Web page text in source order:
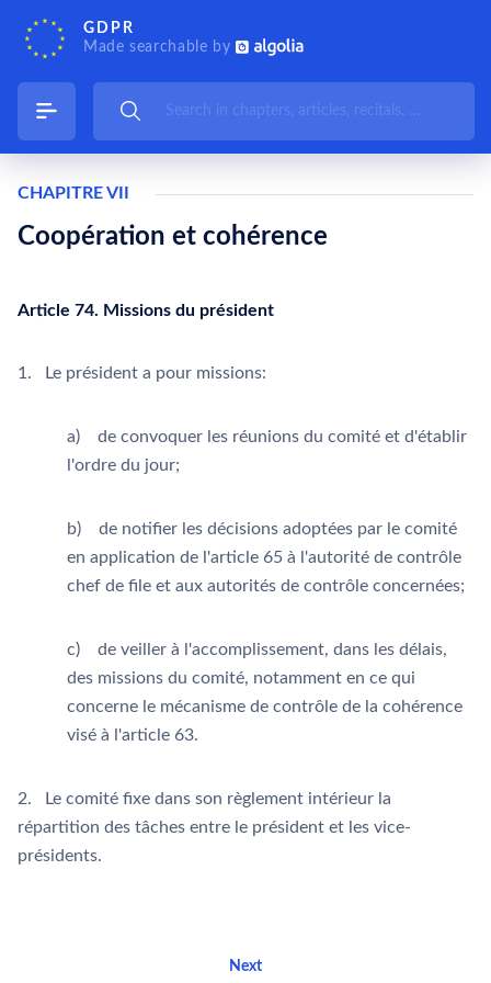
GDPR
Made searchable by
CHAPITRE VII
Coopération et cohérence
Article 74. Missions du président
1. Le président a pour missions:
a) de convoquer les réunions du comité et d'établir
l'ordre du jour;
b) de notifier les décisions adoptées par le comité
en application de l'article 65 à l'autorité de contrôle
chef de file et aux autorités de contrôle concernées;
c) de veiller à l'accomplissement, dans les délais,
des missions du comité, notamment en ce qui
concerne le mécanisme de contrôle de la cohérence
visé à l'article 63.
2. Le comité fixe dans son règlement intérieur la
répartition des tâches entre le président et les vice-
présidents.
Next